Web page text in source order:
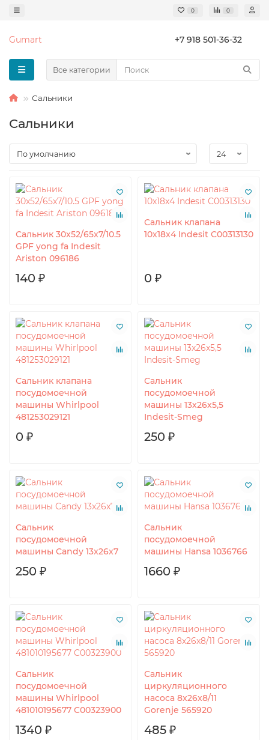
0 0
Gumart +7 918 501-36-32
Все категории
Сальники
Сальники
Сальник 30x52/65x7/10.5
GPF yong fa Indesit
Ariston 096186
140 ₽
Сальник клапана
10x18x4 Indesit C00313130
0 ₽
Сальник клапана
посудомоечной
машины Whirlpool
481253029121
0 ₽
Сальник
посудомоечной
машины 13x26x5,5
Indesit-Smeg
250 ₽
Сальник
посудомоечной
машины Candy 13x26x7
250 ₽
Сальник
посудомоечной
машины Hansa 1036766
1660 ₽
Сальник
посудомоечной
машины Whirlpool
481010195677 C00323900
1340 ₽
Сальник
циркуляционного
насоса 8x26x8/11
Gorenje 565920
485 ₽